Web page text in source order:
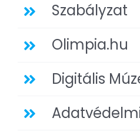
Szabályzat
Olimpia.hu
Digitális